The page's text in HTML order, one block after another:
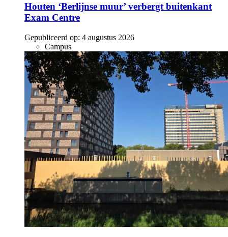
Houten ‘Berlijnse muur’ verbergt buitenkant
Exam Centre
Gepubliceerd op: 4 augustus 2026
Campus